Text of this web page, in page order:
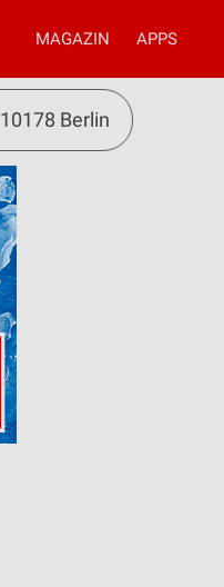
MAGAZIN APPS
10178 Berlin